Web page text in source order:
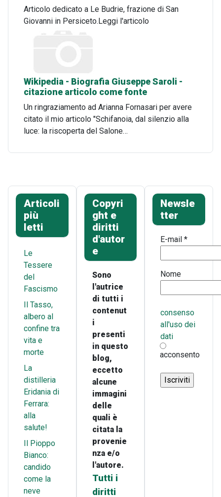
Articolo dedicato a Le Budrie, frazione di San
Giovanni in Persiceto.Leggi l'articolo
Wikipedia - Biografia Giuseppe Saroli -
citazione articolo come fonte
Un ringraziamento ad Arianna Fornasari per avere
citato il mio articolo "Schifanoia, dal silenzio alla
luce: la riscoperta del Salone…
Articoli
più
letti
Le
Tessere
del
Fascismo
Il Tasso,
albero al
confine tra
vita e
morte
La
distilleria
Eridania di
Ferrara:
alla
salute!
Il Pioppo
Bianco:
candido
come la
neve
Copyri
ght e
diritti
d'autor
e
Sono
l'autrice
di tutti i
contenut
i
presenti
in questo
blog,
eccetto
alcune
immagini
delle
quali è
citata la
provenie
nza e/o
l'autore.
Tutti i
diritti
Newsle
tter
E-mail*
Nome
consenso
all'uso dei
dati
acconsento